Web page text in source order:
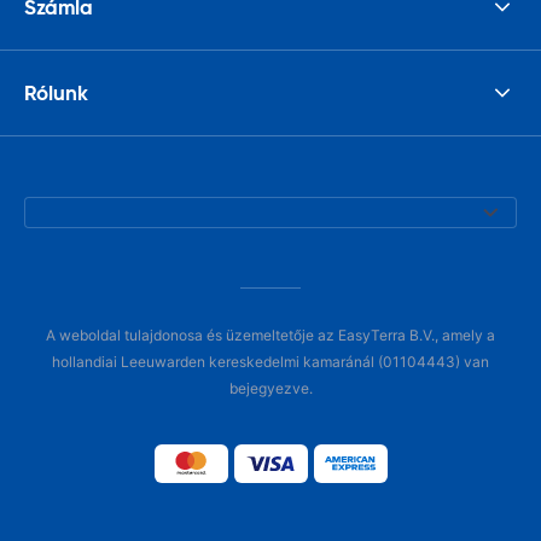
Számla
Rólunk
A weboldal tulajdonosa és üzemeltetője az EasyTerra B.V., amely a
hollandiai Leeuwarden kereskedelmi kamaránál (01104443) van
bejegyezve.